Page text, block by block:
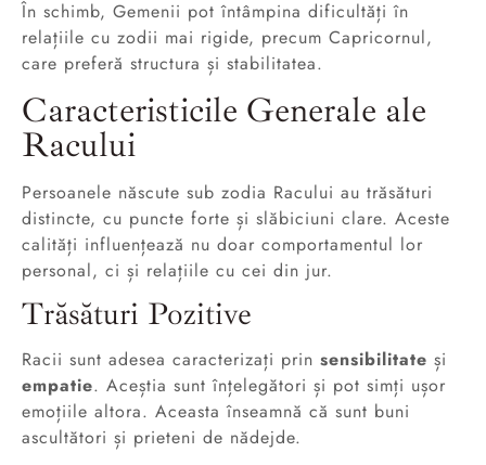
În schimb, Gemenii pot întâmpina dificultăți în
relațiile cu zodii mai rigide, precum Capricornul,
care preferă structura și stabilitatea.
Caracteristicile Generale ale
Racului
Persoanele născute sub zodia Racului au trăsături
distincte, cu puncte forte și slăbiciuni clare. Aceste
calități influențează nu doar comportamentul lor
personal, ci și relațiile cu cei din jur.
Trăsături Pozitive
Racii sunt adesea caracterizați prin sensibilitate și
empatie. Aceștia sunt înțelegători și pot simți ușor
emoțiile altora. Aceasta înseamnă că sunt buni
ascultători și prieteni de nădejde.